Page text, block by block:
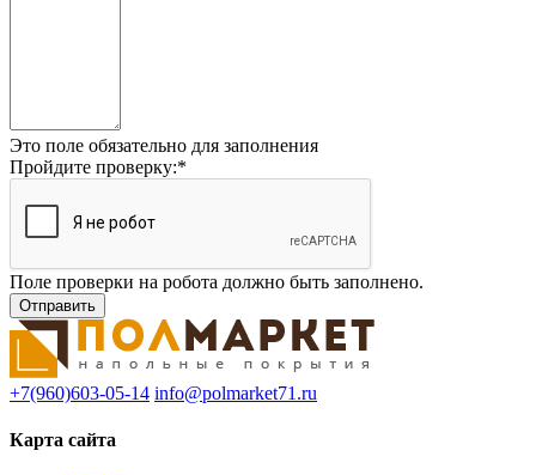
Это поле обязательно для заполнения
Пройдите проверку:*
Поле проверки на робота должно быть заполнено.
+7(960)603-05-14 info@polmarket71.ru
Карта сайта